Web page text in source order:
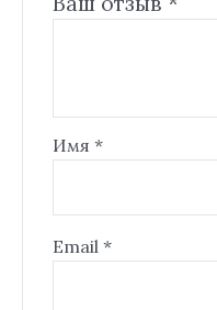
Имя *
Email *